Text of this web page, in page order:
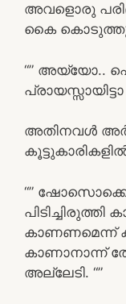
അവളൊരു
കൈ
“” അയ്യോ..
അതിനവൾ
“”
പിടിച്ചിരുത്തി
കാണണമെന്ന്
കാണാനാന്ന്
അല്ലേടി. “”